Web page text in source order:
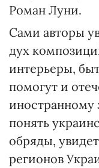
Роман Луни.
Сами авторы
дух
интерьеры,
помогут и
иностранному
понять
обряды,
регионов